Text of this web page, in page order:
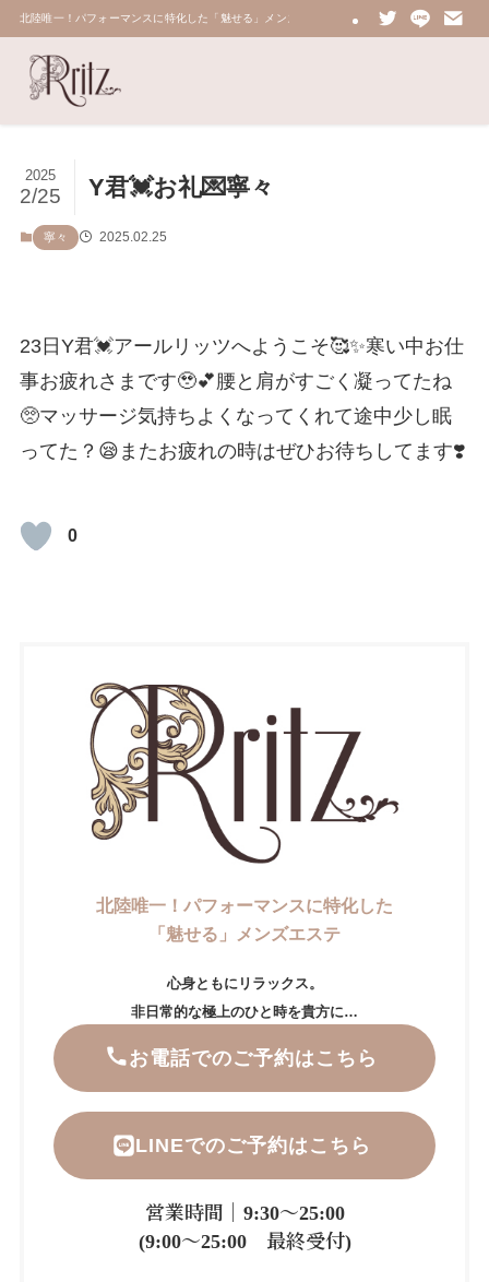
北陸唯一！パフォーマンスに特化した「魅せる」メンズエステ 鼠蹊部・密着・総合技術力
Y君💓お礼💌寧々
2025
2/25
寧々 2025.02.25
23日Y君💓アールリッツへようこそ🥰✨寒い中お仕
事お疲れさまです🥹💕腰と肩がすごく凝ってたね
🥺マッサージ気持ちよくなってくれて途中少し眠
ってた？😪またお疲れの時はぜひお待ちしてます❣️
0
北陸唯一！パフォーマンスに特化した
「魅せる」メンズエステ
心身ともにリラックス。
非日常的な極上のひと時を貴方に…
お電話でのご予約はこちら
LINEでのご予約はこちら
営業時間｜9:30～25:00
(9:00～25:00 最終受付)